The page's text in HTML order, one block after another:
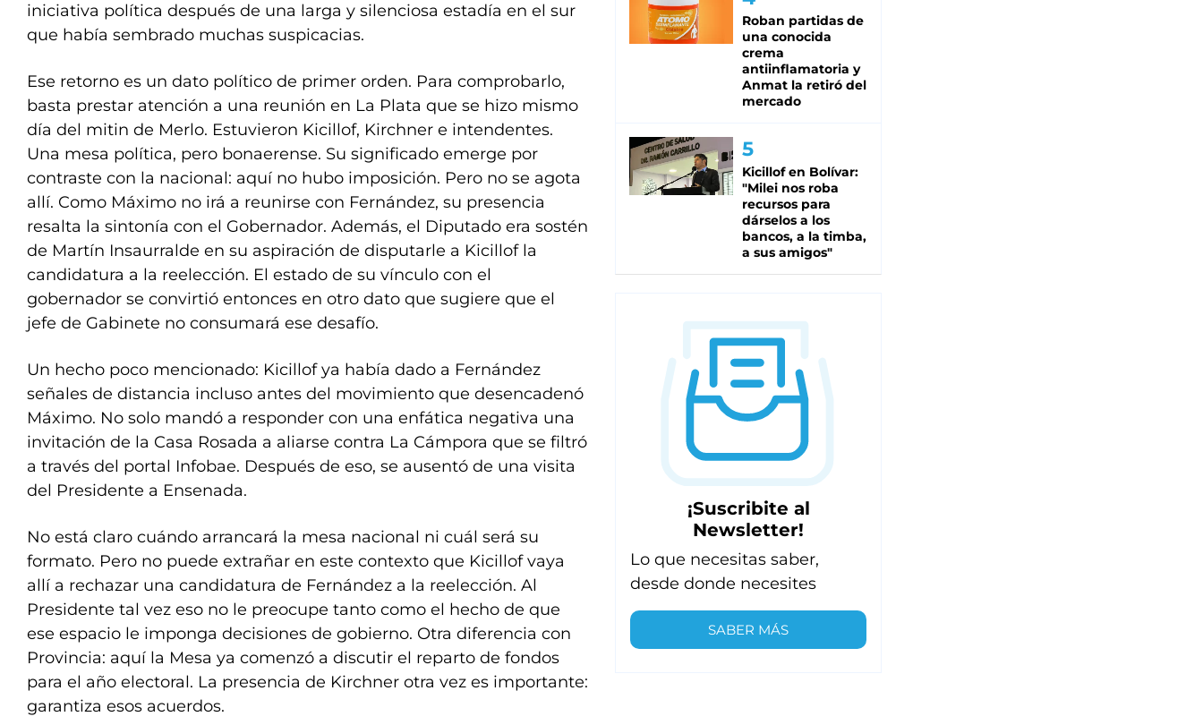
iniciativa política después de una larga y silenciosa estadía en el sur
que había sembrado muchas suspicacias.
Ese retorno es un dato político de primer orden. Para comprobarlo,
basta prestar atención a una reunión en La Plata que se hizo mismo
día del mitin de Merlo. Estuvieron Kicillof, Kirchner e intendentes.
Una mesa política, pero bonaerense. Su significado emerge por
contraste con la nacional: aquí no hubo imposición. Pero no se agota
allí. Como Máximo no irá a reunirse con Fernández, su presencia
resalta la sintonía con el Gobernador. Además, el Diputado era sostén
de Martín Insaurralde en su aspiración de disputarle a Kicillof la
candidatura a la reelección. El estado de su vínculo con el
gobernador se convirtió entonces en otro dato que sugiere que el
jefe de Gabinete no consumará ese desafío.
Un hecho poco mencionado: Kicillof ya había dado a Fernández
señales de distancia incluso antes del movimiento que desencadenó
Máximo. No solo mandó a responder con una enfática negativa una
invitación de la Casa Rosada a aliarse contra La Cámpora que se filtró
a través del portal Infobae. Después de eso, se ausentó de una visita
del Presidente a Ensenada.
No está claro cuándo arrancará la mesa nacional ni cuál será su
formato. Pero no puede extrañar en este contexto que Kicillof vaya
allí a rechazar una candidatura de Fernández a la reelección. Al
Presidente tal vez eso no le preocupe tanto como el hecho de que
ese espacio le imponga decisiones de gobierno. Otra diferencia con
Provincia: aquí la Mesa ya comenzó a discutir el reparto de fondos
para el año electoral. La presencia de Kirchner otra vez es importante:
garantiza esos acuerdos.
Roban partidas de
una conocida
crema
antiinflamatoria y
Anmat la retiró del
mercado
Kicillof en Bolívar:
"Milei nos roba
recursos para
dárselos a los
bancos, a la timba,
a sus amigos"
¡Suscribite al
Newsletter!
Lo que necesitas saber,
desde donde necesites
SABER MÁS